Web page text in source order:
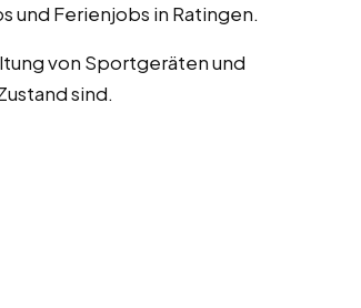
und Ferienjobs in Ratingen.
von Sportgeräten und
sind.